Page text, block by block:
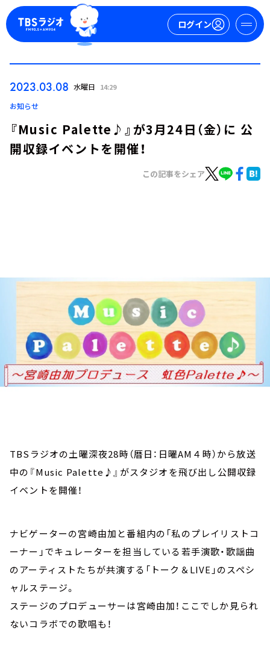
ログイン
お知らせ
YouTube
会社情報
2023.03.08 水曜日 14:29
お知らせ
『Music Palette♪』が3月24日（金）に 公
開収録イベントを開催！
この記事をシェア
TBSラジオの土曜深夜28時（暦日：日曜AM４時）から放送
中の『Music Palette♪』がスタジオを飛び出し公開収録
イベントを開催！
ナビゲーターの宮崎由加と番組内の「私のプレイリストコ
ーナー」でキュレーターを担当している若手演歌・歌謡曲
のアーティストたちが共演する「トーク＆LIVE」のスペシ
ャルステージ。
ステージのプロデューサーは宮崎由加！ここでしか見られ
ないコラボでの歌唱も！